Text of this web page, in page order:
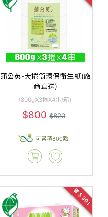
蒲公英-大捲筒環保衛生紙(廠
商直送)
(800gX3捲X4串/箱)
$800$820
可累積800點
省＄301